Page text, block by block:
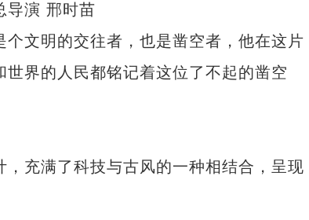
演 邢时苗
文明的交往者，也是凿空者，他在这片
界的人民都铭记着这位了不起的凿空
充满了科技与古风的一种相结合，呈现